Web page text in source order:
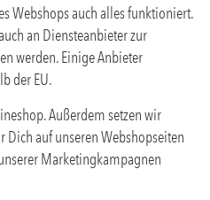
Webshops auch alles funktioniert.
an Diensteanbieter zur
werden. Einige Anbieter
der EU.
Außerdem setzen wir
auf unseren Webshopseiten
Marketingkampagnen
0,5L